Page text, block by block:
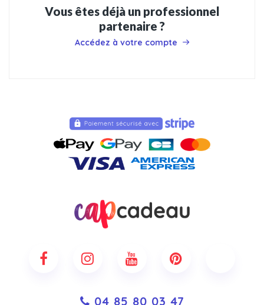
Vous êtes déjà un professionnel
partenaire ?
Accédez à votre compte
04 85 80 03 47